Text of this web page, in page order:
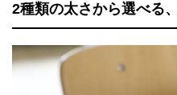
2種類の太さから選べる